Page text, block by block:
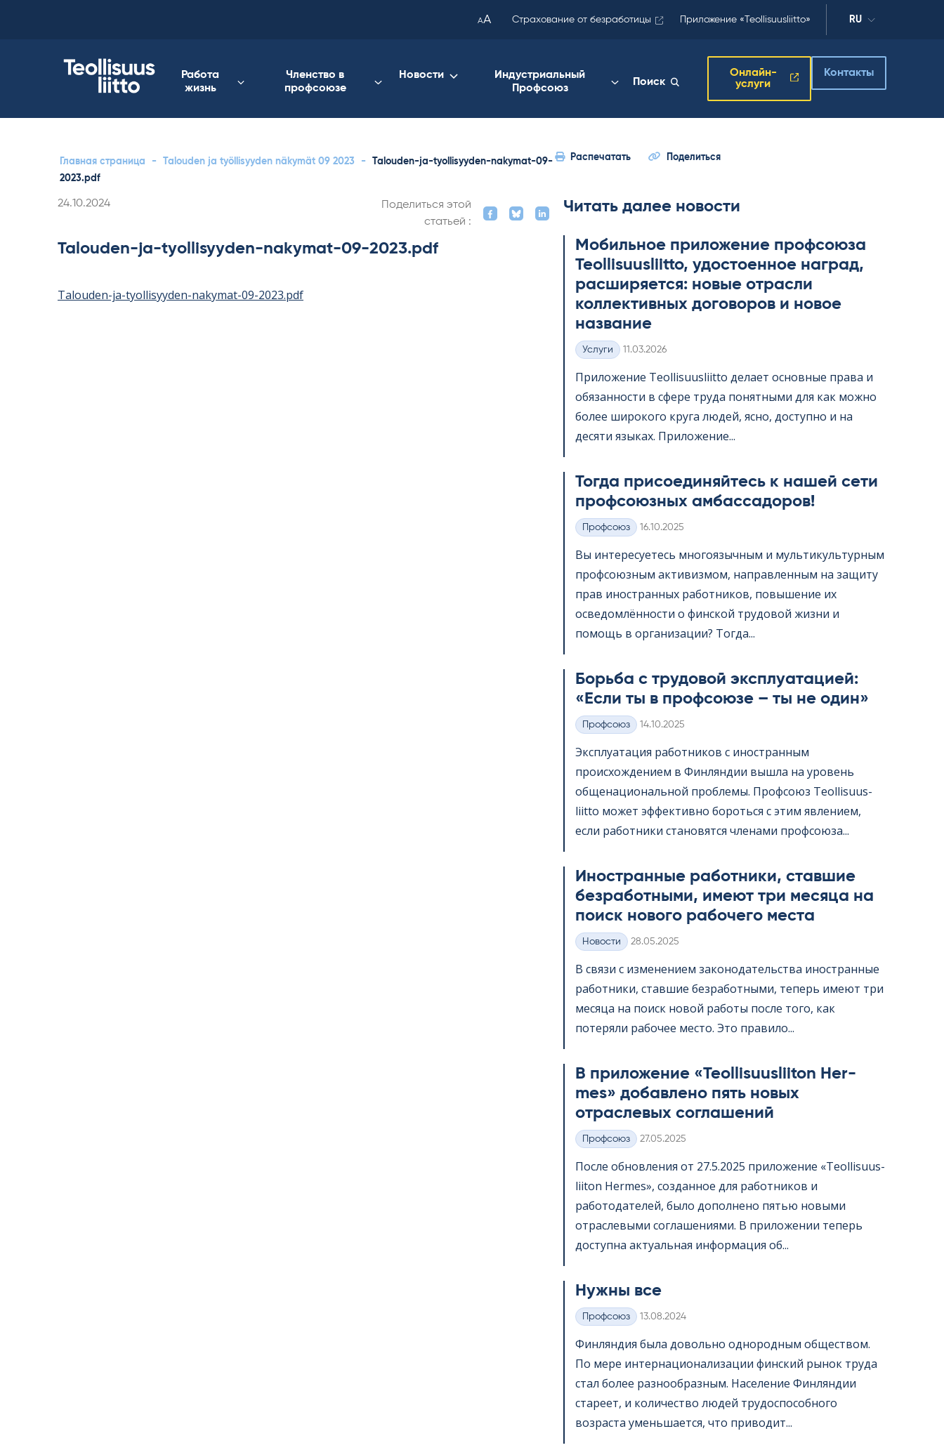
AA Страхование от безработицы Приложение «Teollisuusliitto» RU
Работа
жизнь
Членство в
профсоюзе
Новости
Индустриальный
Профсоюз
Поиск
Онлайн-
услуги
Контакты
Главная страница - Talouden ja työllisyyden näkymät 09 2023 -
Talouden-ja-tyollisyyden-nakymat-09-
2023.pdf
Распечатать Поделиться
Kirjoitettu
24.10.2024
Поделиться этой
статьей :
Talouden-ja-tyollisyyden-nakymat-09-2023.pdf
Talouden-ja-tyollisyyden-nakymat-09-2023.pdf
Читать далее новости
Мобильное приложение профсоюза
Teol­li­suus­liitto, удостоенное наград,
расширяется: новые отрасли
коллективных договоров и новое
название
Категории
Услуги Kirjoitettu
11.03.2026
Приложение Teol­li­suus­liitto делает основные права и
обязанности в сфере труда понятными для как можно
более широкого круга людей, ясно, доступно и на
десяти языках. Приложение...
Тогда присоединяйтесь к нашей сети
профсоюзных амбассадоров!
Категории
Профсоюз Kirjoitettu
16.10.2025
Вы интересуетесь многоязычным и мультикультурным
профсоюзным активизмом, направленным на защиту
прав иностранных работников, повышение их
осведомлённости о финской трудовой жизни и
помощь в организации? Тогда...
Борьба с трудовой эксплуатацией:
«Если ты в профсоюзе – ты не один»
Категории
Профсоюз Kirjoitettu
14.10.2025
Эксплуатация работников с иностранным
происхождением в Финляндии вышла на уровень
общенациональной проблемы. Профсоюз Teol­li­suus­
liitto может эффективно бороться с этим явлением,
если работники становятся членами профсоюза...
Иностранные работники, ставшие
безработными, имеют три месяца на
поиск нового рабочего места
Категории
Hовости Kirjoitettu
28.05.2025
В связи с изменением законодательства иностранные
работники, ставшие безработными, теперь имеют три
месяца на поиск новой работы после того, как
потеряли рабочее место. Это правило...
В приложение «Teol­li­suus­lii­ton Her­
mes» добавлено пять новых
отраслевых соглашений
Категории
Профсоюз Kirjoitettu
27.05.2025
После обновления от 27.5.2025 приложение «Teol­li­suus­
lii­ton Her­mes», созданное для работников и
работодателей, было дополнено пятью новыми
отраслевыми соглашениями. В приложении теперь
доступна актуальная информация об...
Нужны все
Категории
Профсоюз Kirjoitettu
13.08.2024
Финляндия была довольно однородным обществом.
По мере интернационализации финский рынок труда
стал более разнообразным. Население Финляндии
стареет, и количество людей трудоспособного
возраста уменьшается, что приводит...
your